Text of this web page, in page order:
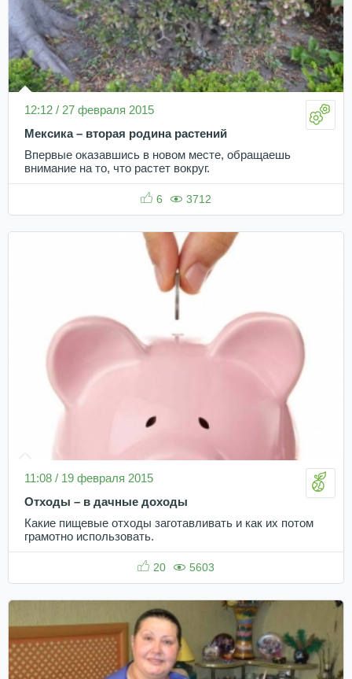
12:12 / 27 февраля 2015
Мексика – вторая родина растений
Впервые оказавшись в новом месте, обращаешь
внимание на то, что растет вокруг.
6 3712
11:08 / 19 февраля 2015
Отходы – в дачные доходы
Какие пищевые отходы заготавливать и как их потом
грамотно использовать.
20 5603